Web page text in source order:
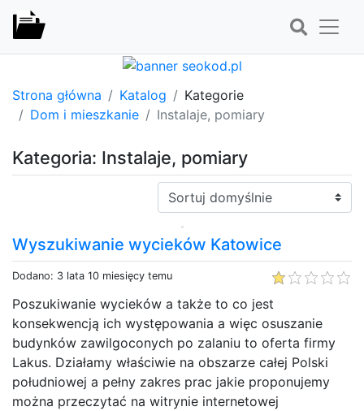
Strona główna Katalog
Kategorie
Dom i mieszkanie
Instalaje, pomiary
Kategoria: Instalaje, pomiary
Sortuj:
Wyszukiwanie wycieków Katowice
Dodano: 3 lata 10 miesięcy temu
Poszukiwanie wycieków a także to co jest
konsekwencją ich występowania a więc osuszanie
budynków zawilgoconych po zalaniu to oferta firmy
Lakus. Działamy właściwie na obszarze całej Polski
południowej a pełny zakres prac jakie proponujemy
można przeczytać na witrynie internetowej